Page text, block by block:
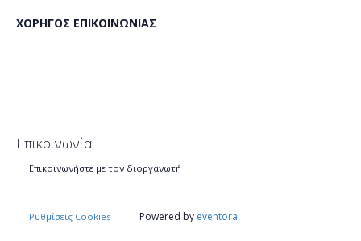
ΧΟΡΗΓΟΣ ΕΠΙΚΟΙΝΩΝΙΑΣ
Επικοινωνία
Επικοινωνήστε με τον διοργανωτή
Powered by eventora
Ρυθμίσεις Cookies